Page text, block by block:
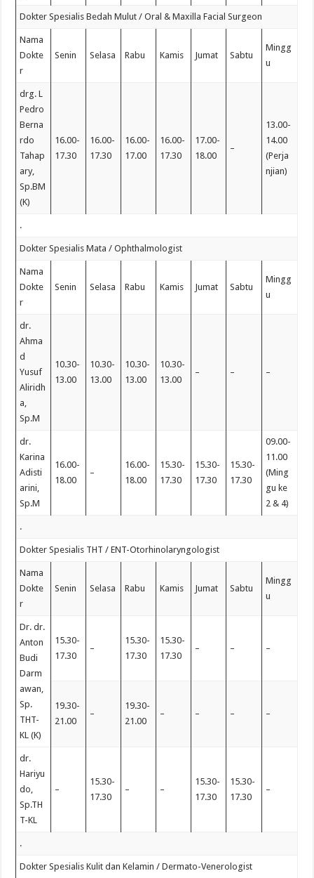
Dokter Spesialis Bedah Mulut / Oral & Maxilla Facial Surgeon
Nama
Dokte
r
Senin Selasa Rabu Kamis Jumat Sabtu
Mingg
u
drg. L
Pedro
Berna
rdo
Tahap
ary,
Sp.BM
(K)
16.00-
17.30
16.00-
17.30
16.00-
17.00
16.00-
17.30
17.00-
18.00
–
13.00-
14.00
(Perja
njian)
.
Dokter Spesialis Mata / Ophthalmologist
Nama
Dokte
r
Senin Selasa Rabu Kamis Jumat Sabtu
Mingg
u
dr.
Ahma
d
Yusuf
Aliridh
a,
Sp.M
10.30-
13.00
10.30-
13.00
10.30-
13.00
10.30-
13.00
– – –
dr.
Karina
Adisti
arini,
Sp.M
16.00-
18.00
–
16.00-
18.00
15.30-
17.30
15.30-
17.30
15.30-
17.30
09.00-
11.00
(Ming
gu ke
2 & 4)
.
Dokter Spesialis THT / ENT-Otorhinolaryngologist
Nama
Dokte
r
Senin Selasa Rabu Kamis Jumat Sabtu
Mingg
u
Dr. dr.
Anton
Budi
Darm
awan,
Sp.
THT-
KL (K)
15.30-
17.30
–
15.30-
17.30
15.30-
17.30
– – –
19.30-
21.00
–
19.30-
21.00
– – – –
dr.
Hariyu
do,
Sp.TH
T-KL
–
15.30-
17.30
– –
15.30-
17.30
15.30-
17.30
–
.
Dokter Spesialis Kulit dan Kelamin / Dermato-Venerologist